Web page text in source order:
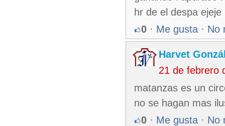
hr de el despa ejeje
0 · Me gusta · No
Harvet
21 de febrero
matanzas es un
no se hagan mas
0 · Me gusta · No